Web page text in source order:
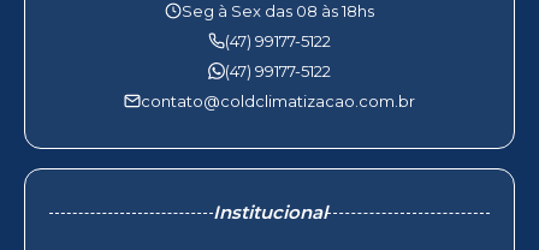
Seg à Sex das 08 às 18hs
(47) 99177-5122
(47) 99177-5122
contato@coldclimatizacao.com.br
Institucional